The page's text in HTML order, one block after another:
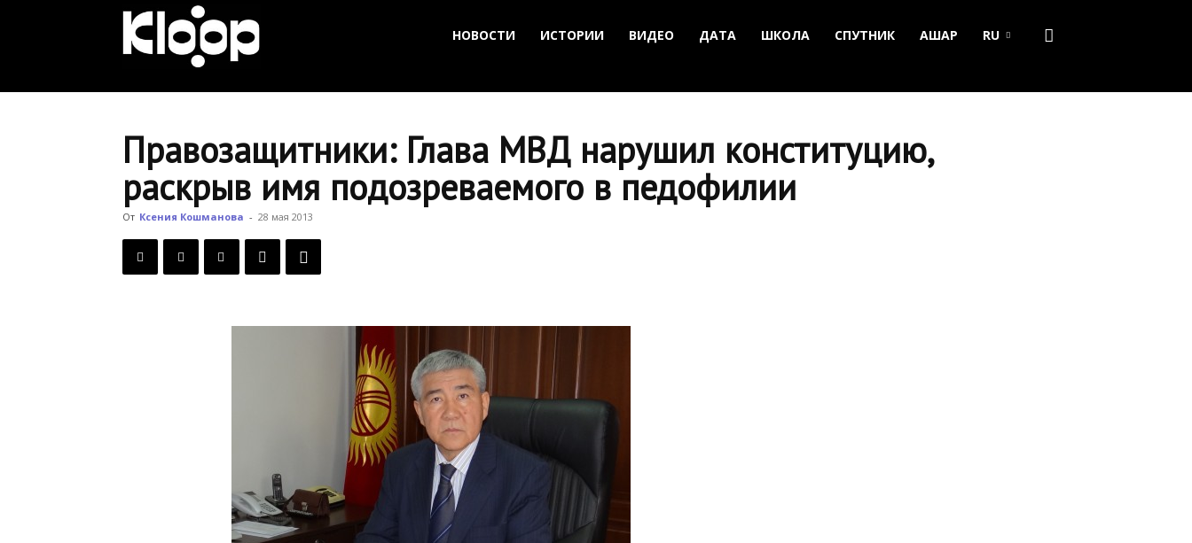
Новости
Кыргызстана
НОВОСТИ ИСТОРИИ ВИДЕО ДАТА ШКОЛА СПУТНИК АШАР RU
Правозащитники: Глава МВД нарушил конституцию,
раскрыв имя подозреваемого в педофилии
От Ксения Кошманова - 28 мая 2013